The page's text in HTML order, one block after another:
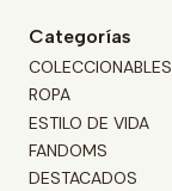
Categorías
COLECCIONABLES
ROPA
ESTILO DE VIDA
FANDOMS
DESTACADOS